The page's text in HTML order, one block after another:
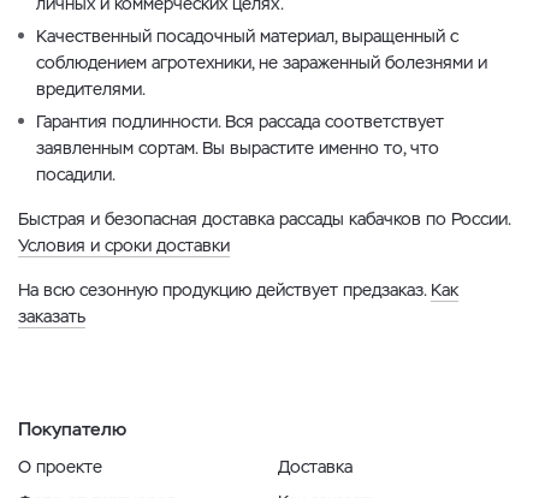
Качественный посадочный материал, выращенный с
соблюдением агротехники, не зараженный болезнями и
вредителями.
Гарантия подлинности. Вся рассада соответствует
заявленным сортам. Вы вырастите именно то, что
посадили.
Быстрая и безопасная доставка рассады кабачков по России.
Условия и сроки доставки
На всю сезонную продукцию действует предзаказ. Как
заказать
Покупателю
О проекте
Доставка